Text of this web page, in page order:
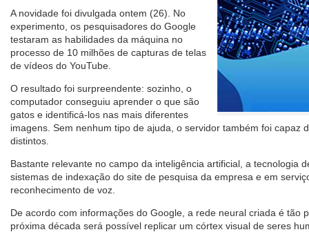
A novidade foi divulgada ontem (26). No
experimento, os pesquisadores do Google
testaram as habilidades da máquina no
processo de 10 milhões de capturas de telas
de vídeos do YouTube.
O resultado foi surpreendente: sozinho, o
computador conseguiu aprender o que são
gatos e identificá-los nas mais diferentes
imagens. Sem nenhum tipo de ajuda, o servidor também foi capaz
distintos.
Bastante relevante no campo da inteligência artificial, a tecnologia
sistemas de indexação do site de pesquisa da empresa e em
reconhecimento de voz.
De acordo com informações do Google, a rede neural criada é tão
próxima década será possível replicar um córtex visual de seres